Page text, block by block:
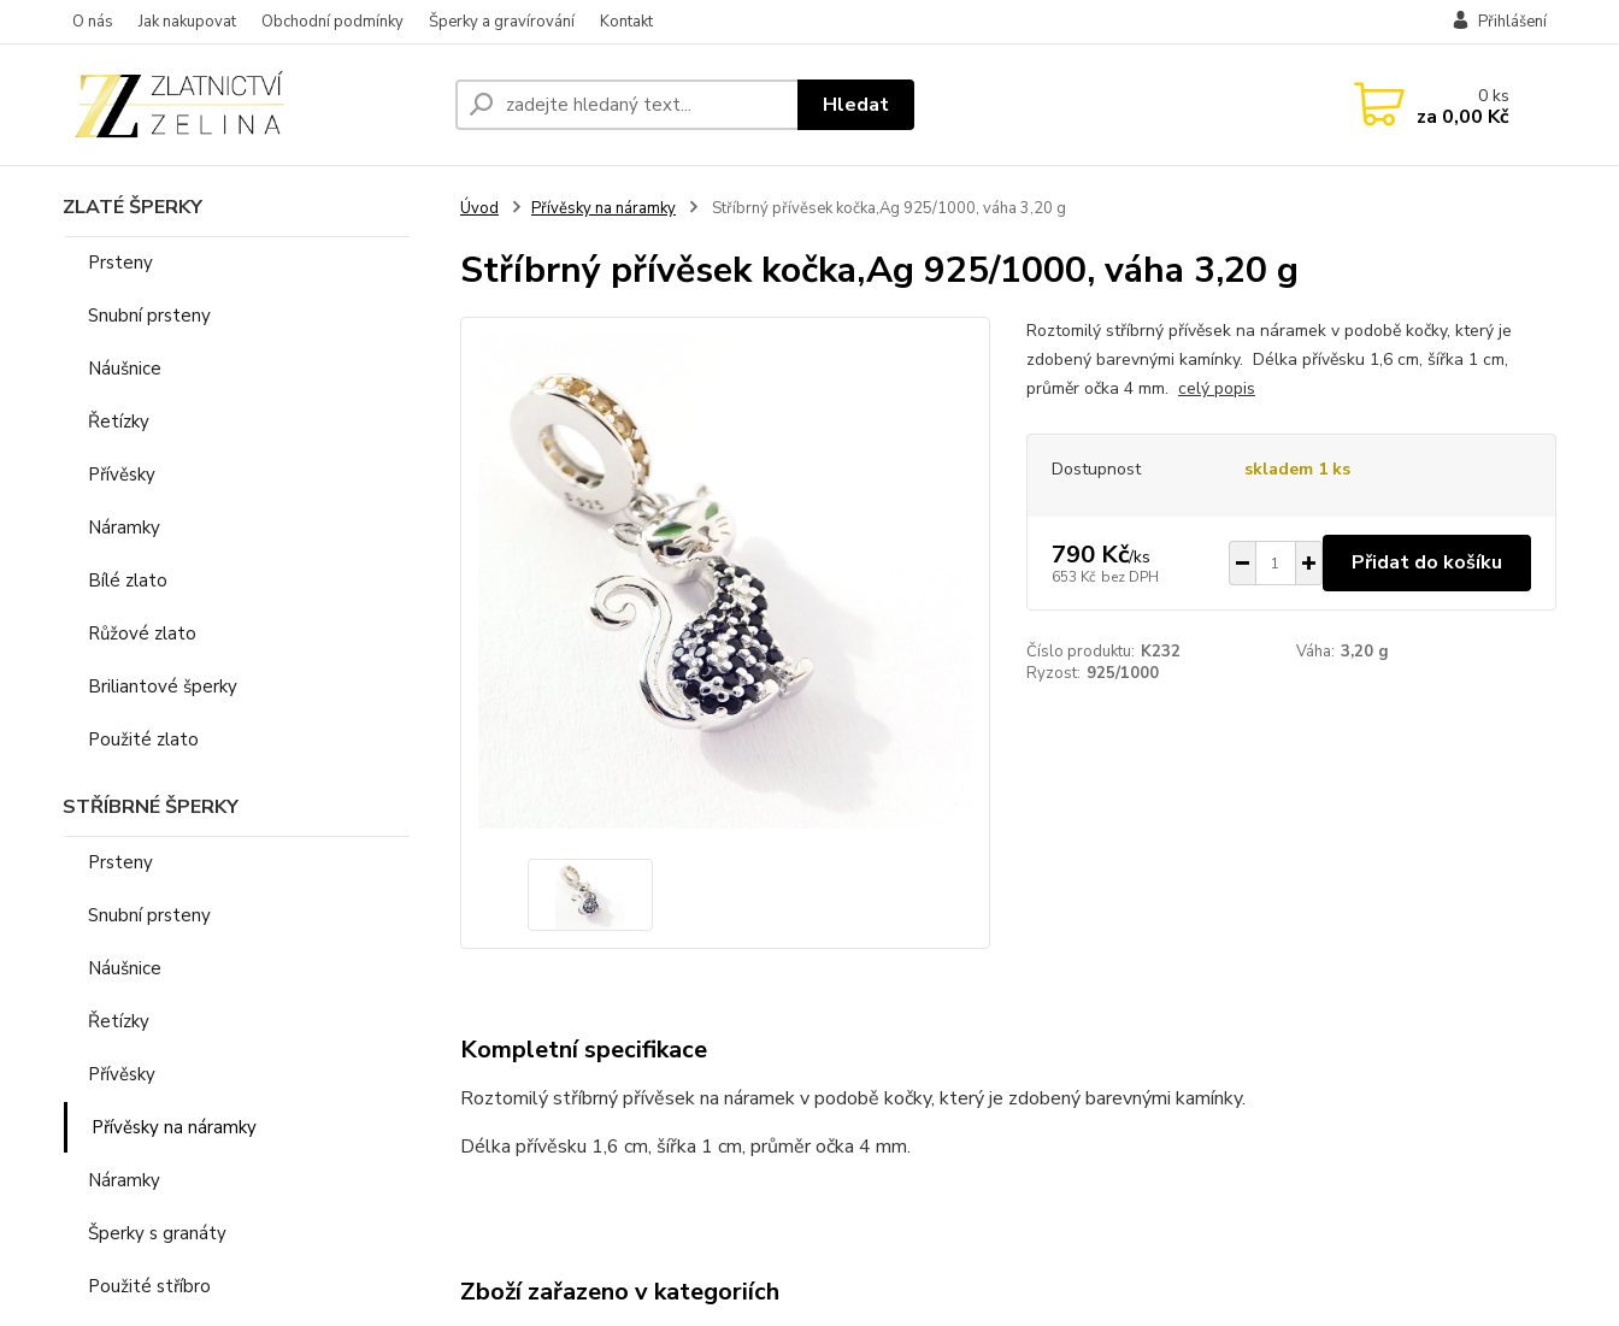
O nás Jak nakupovat Obchodní podmínky Šperky a gravírování Kontakt Přihlášení
Hledat 0ks
za 0,00 Kč
ZLATÉ ŠPERKY
Prsteny
Snubní prsteny
Náušnice
Řetízky
Přívěsky
Náramky
Bílé zlato
Růžové zlato
Briliantové šperky
Použité zlato
STŘÍBRNÉ ŠPERKY
Prsteny
Snubní prsteny
Náušnice
Řetízky
Přívěsky
Přívěsky na náramky
Náramky
Šperky s granáty
Použité stříbro
Úvod Přívěsky na náramky Stříbrný přívěsek kočka,Ag 925/1000, váha 3,20 g
Stříbrný přívěsek kočka,Ag 925/1000, váha 3,20 g
Roztomilý stříbrný přívěsek na náramek v podobě kočky, který je
zdobený barevnými kamínky. Délka přívěsku 1,6 cm, šířka 1 cm,
průměr očka 4 mm. celý popis
Dostupnost skladem 1 ks
790 Kč/ks
653 Kč bez DPH
Přidat do košíku
Číslo produktu: K232 Váha: 3,20 g
Ryzost: 925/1000
Kompletní specifikace
Roztomilý stříbrný přívěsek na náramek v podobě kočky, který je zdobený barevnými kamínky.
Délka přívěsku 1,6 cm, šířka 1 cm, průměr očka 4 mm.
Zboží zařazeno v kategoriích